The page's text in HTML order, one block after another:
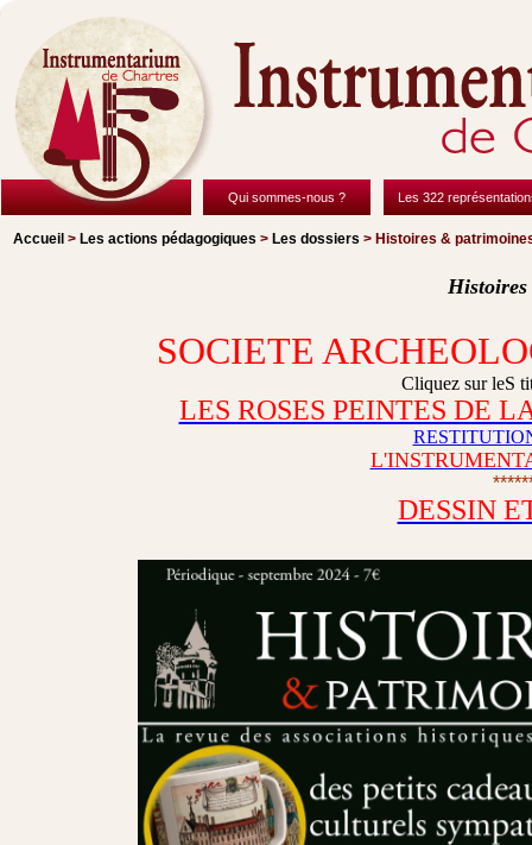
Qui sommes-nous ? Les 322
Accueil > Les actions pédagogiques > Les dossiers > Histoires &
SOCIETE
Cliquez sur leS
LES ROSES PEINTES DE
DESSIN